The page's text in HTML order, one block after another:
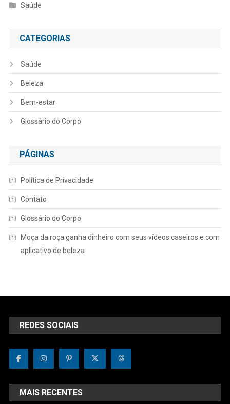
Saúde
CATEGORIAS
Saúde
Beleza
Bem-estar
Glossário do Corpo
PÁGINAS
Política de Privacidade
Contato
Glossário do Corpo
Moça da roça ganha dinheiro com seus vídeos caseiros e com
aplicativo de beleza
REDES SOCIAIS
MAIS RECENTES